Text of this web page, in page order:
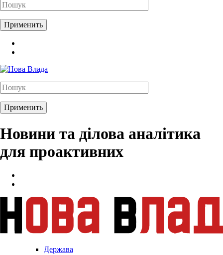
Новини та ділова аналітика
для проактивних
Держава